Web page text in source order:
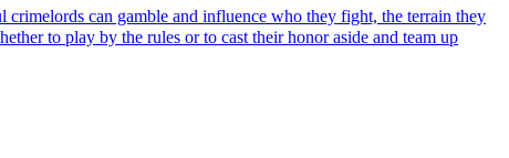
can gamble and influence who they fight, the terrain they
to play by the rules or to cast their honor aside and team up